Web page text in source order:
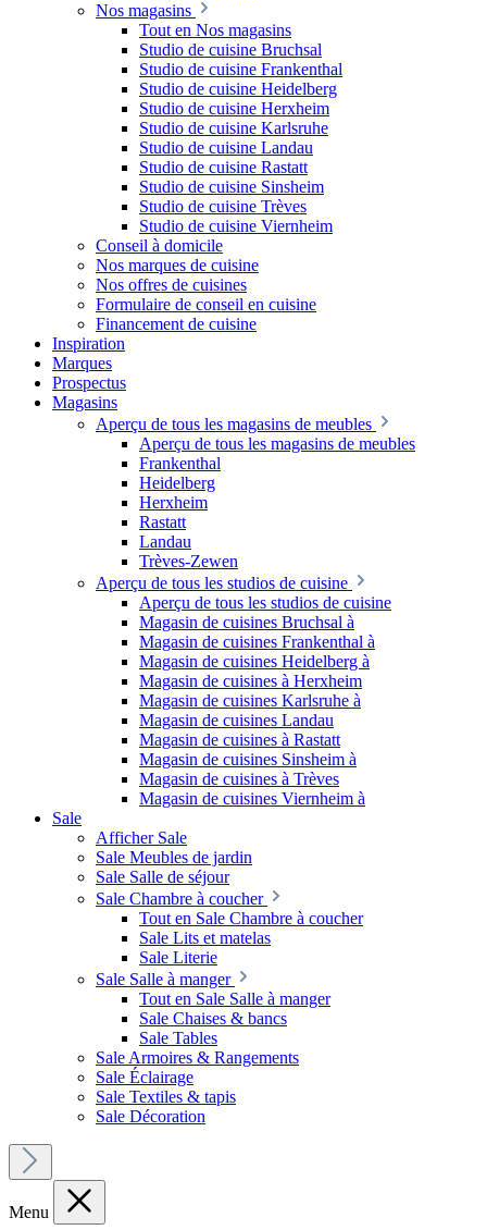
Nos magasins
Tout en Nos magasins
Studio de cuisine Bruchsal
Studio de cuisine Frankenthal
Studio de cuisine Heidelberg
Studio de cuisine Herxheim
Studio de cuisine Karlsruhe
Studio de cuisine Landau
Studio de cuisine Rastatt
Studio de cuisine Sinsheim
Studio de cuisine Trèves
Studio de cuisine Viernheim
Conseil à domicile
Nos marques de cuisine
Nos offres de cuisines
Formulaire de conseil en cuisine
Financement de cuisine
Inspiration
Marques
Prospectus
Magasins
Aperçu de tous les magasins de meubles
Aperçu de tous les magasins de meubles
Frankenthal
Heidelberg
Herxheim
Rastatt
Landau
Trèves-Zewen
Aperçu de tous les studios de cuisine
Aperçu de tous les studios de cuisine
Magasin de cuisines Bruchsal à
Magasin de cuisines Frankenthal à
Magasin de cuisines Heidelberg à
Magasin de cuisines à Herxheim
Magasin de cuisines Karlsruhe à
Magasin de cuisines Landau
Magasin de cuisines à Rastatt
Magasin de cuisines Sinsheim à
Magasin de cuisines à Trèves
Magasin de cuisines Viernheim à
Sale
Afficher Sale
Sale Meubles de jardin
Sale Salle de séjour
Sale Chambre à coucher
Tout en Sale Chambre à coucher
Sale Lits et matelas
Sale Literie
Sale Salle à manger
Tout en Sale Salle à manger
Sale Chaises & bancs
Sale Tables
Sale Armoires & Rangements
Sale Éclairage
Sale Textiles & tapis
Sale Décoration
Menu